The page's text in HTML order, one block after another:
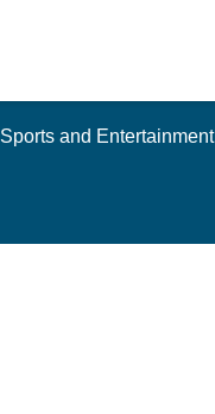
Sports and Entertainment